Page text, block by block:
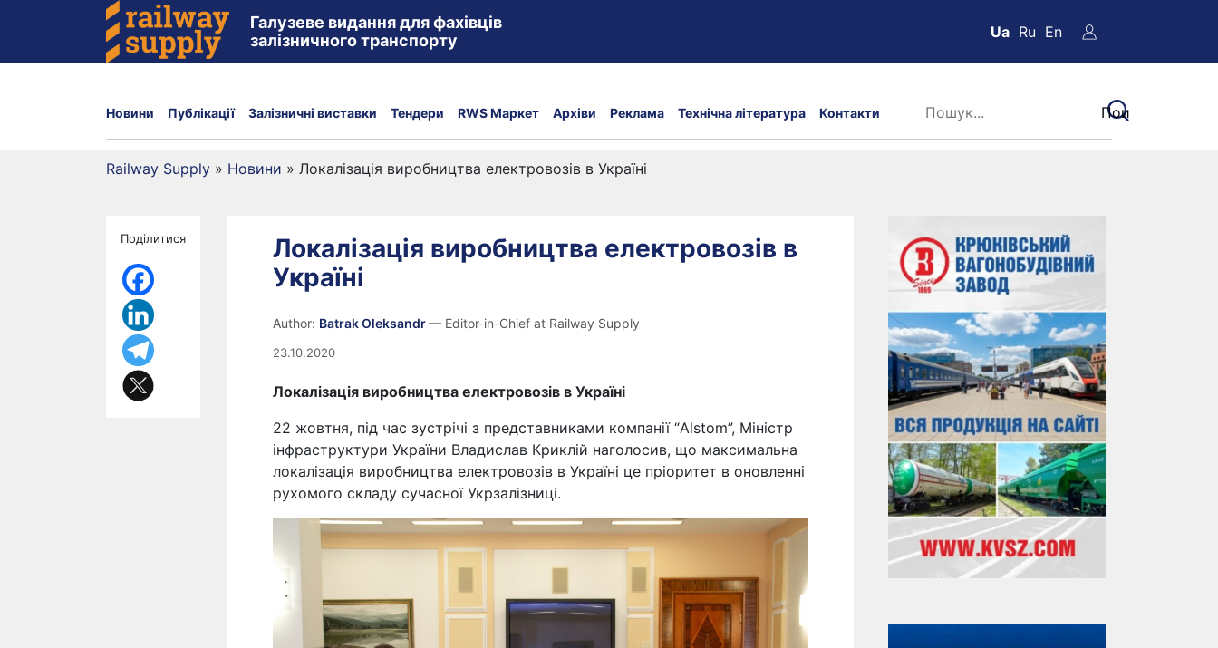
Галузеве видання для фахівців
залізничного транспорту
Ua Ru En
Новини Публікації Залізничні виставки Тендери RWS Маркет Архіви Реклама Технічна література Контакти
Railway Supply » Новини » Локалізація виробництва електровозів в Україні
Поділитися
Локалізація виробництва електровозів в
Україні
Author: Batrak Oleksandr— Editor-in-Chief at Railway Supply
23.10.2020
Локалізація виробництва електровозів в Україні
22 жовтня, під час зустрічі з представниками компанії “Alstom”, Міністр
інфраструктури України Владислав Криклій наголосив, що максимальна
локалізація виробництва електровозів в Україні це пріоритет в оновленні
рухомого складу сучасної Укрзалізниці.